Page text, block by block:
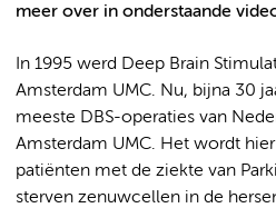
meer over in onderstaande
In 1995 werd Deep Brain
Amsterdam UMC. Nu, bijna 30
meeste DBS-operaties van
Amsterdam UMC. Het wordt
patiënten met de ziekte van
sterven zenuwcellen in de